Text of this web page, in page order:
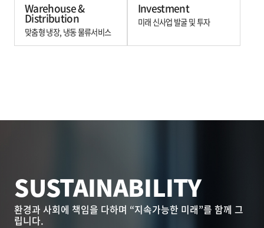
Warehouse &
Distribution
맞춤형 냉장, 냉동 물류서비스
Investment
미래 신사업 발굴 및 투자
SUSTAINABILITY
환경과 사회에 책임을 다하며 “지속가능한 미래”를함께 그
립니다.